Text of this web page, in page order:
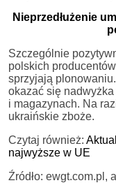
Nieprzedłużenie
Szczególnie
polskich
sprzyjają
okazać się nadwyżka
i magazynach. Na
ukraińskie zboże.
Czytaj również:
najwyższe w UE
Źródło: ewgt.com.pl,